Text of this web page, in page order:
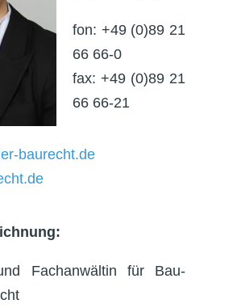
fon: +49 (0)89 21
66 66-0
fax: +49 (0)89 21
66 66-21
baurecht.de
Fachanwältin für Bau-